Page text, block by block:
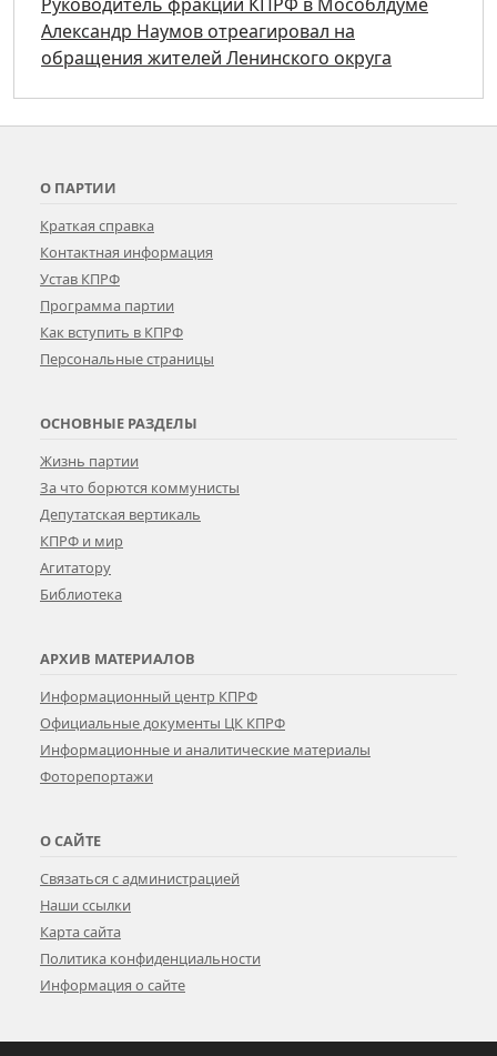
Александр Наумов отреагировал на
обращения жителей Ленинского округа
О ПАРТИИ
Краткая справка
Контактная информация
Устав КПРФ
Программа партии
Как вступить в КПРФ
Персональные страницы
ОСНОВНЫЕ РАЗДЕЛЫ
Жизнь партии
За что борются коммунисты
Депутатская вертикаль
КПРФ и мир
Агитатору
Библиотека
АРХИВ МАТЕРИАЛОВ
Информационный центр КПРФ
Официальные документы ЦК КПРФ
Информационные и аналитические материалы
Фоторепортажи
О САЙТЕ
Связаться с администрацией
Наши ссылки
Карта сайта
Политика конфиденциальности
Информация о сайте